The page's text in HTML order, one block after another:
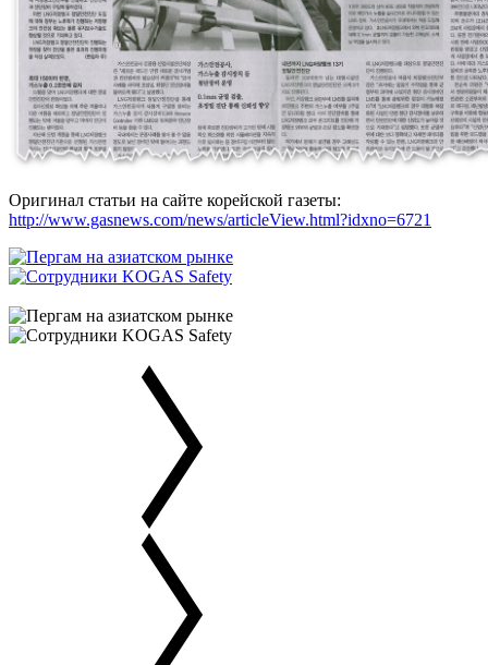
Оригинал статьи на сайте корейской газеты:
http://www.gasnews.com/news/articleView.html?idxno=6721